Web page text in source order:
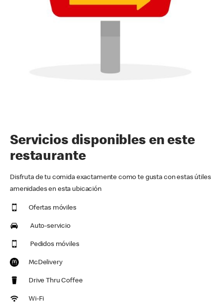
Servicios disponibles en este
restaurante
Disfruta de tu comida exactamente como te gusta con estas útiles
amenidades en esta ubicación
Ofertas móviles
Auto-servicio
Pedidos móviles
McDelivery
Drive Thru Coffee
Wi-Fi